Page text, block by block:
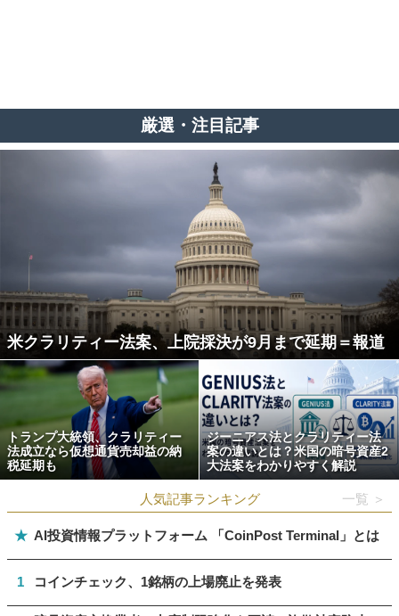
厳選・注目記事
米クラリティー法案、上院採決が9月まで延期＝報道
トランプ大統領、クラリティー
法成立なら仮想通貨売却益の納
税延期も
ジーニアス法とクラリティー法
案の違いとは？米国の暗号資産2
大法案をわかりやすく解説
人気記事ランキング 一覧 ＞
★ AI投資情報プラットフォーム 「CoinPost Terminal」とは
1 コインチェック、1銘柄の上場廃止を発表